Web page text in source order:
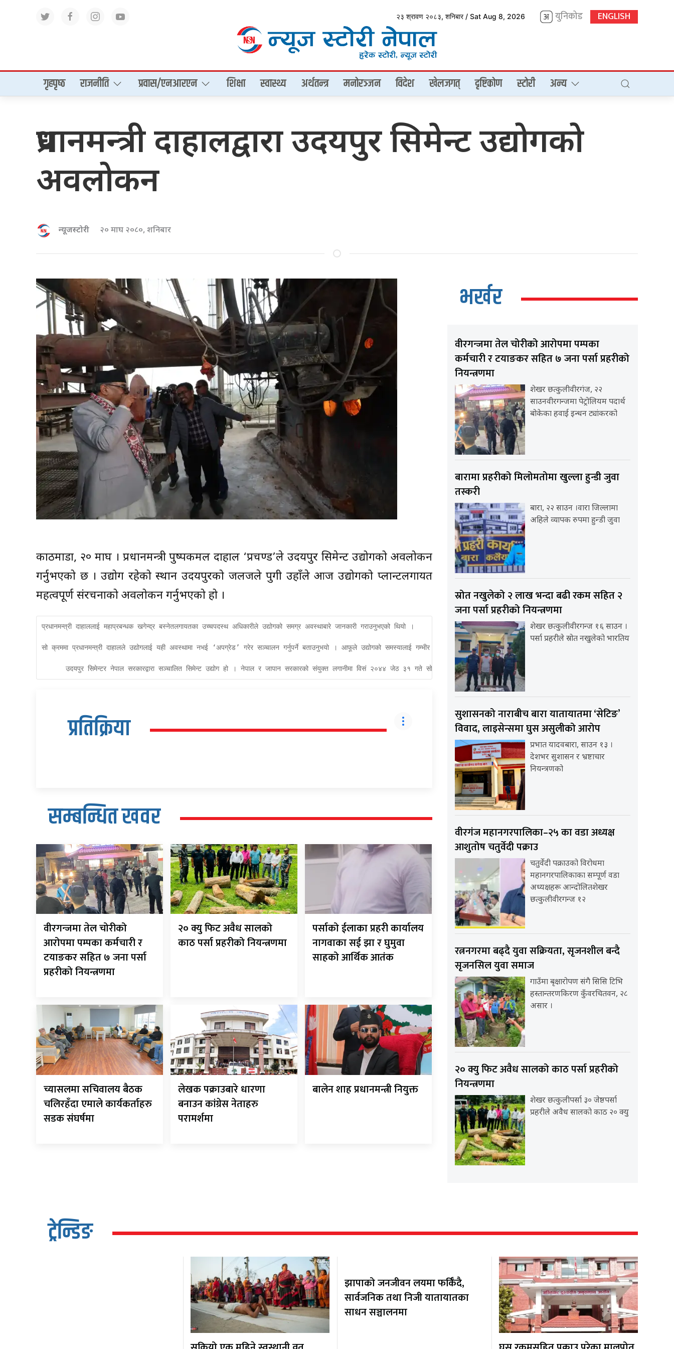
२३ श्रावण २०८३, शनिबार / Sat Aug 8, 2026 युनिकोड ENGLISH
गृहपृष्‍ठ राजनीति प्रवास/एनआरएन शिक्षा स्वास्थ्य अर्थतन्त्र मनोरञ्जन विदेश खेलजगत् दृष्टिकोण स्टोरी अन्य
प्रधानमन्त्री दाहालद्वारा उदयपुर सिमेन्ट उद्योगको
अवलोकन
न्यूजस्टोरी २० माघ २०८०, शनिबार
काठमाडौँ, २० माघ । प्रधानमन्त्री पुष्पकमल दाहाल ‘प्रचण्ड’ले उदयपुर सिमेन्ट उद्योगको अवलोकन
गर्नुभएको छ । उद्योग रहेको स्थान उदयपुरको जलजले पुगी उहाँले आज उद्योगको प्लान्टलगायत
महत्वपूर्ण संरचनाको अवलोकन गर्नुभएको हो ।
प्रधानमन्त्री दाहाललाई महाप्रबन्धक खगेन्द्र बस्नेतलगायतका उच्चपदस्थ अधिकारीले उद्योगको समग्र अवस्थाबारे जानकारी गराउनुभएको थियो ।
सो क्रममा प्रधानमन्त्री दाहालले उद्योगलाई यही अवस्थामा नभई ‘अपग्रेड’ गरेर सञ्चालन गर्नुपर्ने बताउनुभयो । आफूले उद्योगको समस्यालाई गम्भीर रुपमा लिएको उल्लेख गर्दै उहाँले उद्योगलाई दीर्घकालीनरुपमा सञ्चालन गर्न सरकार
उदयपुर सिमेन्टर नेपाल सरकारद्वारा सञ्चालित सिमेन्ट उद्योग हो । नेपाल र जापान सरकारको संयुक्त लगानीमा विसं २०४४ जेठ ३१ गते सो उद्योगको स्थापना भएको थियो । उक्त उद्योगले उत्पादन गरेको ‘गैँडा छाप’ ब्राण्डको
प्रतिक्रिया
सम्बन्धित खवर
वीरगन्जमा तेल चोरीको
आरोपमा पम्पका कर्मचारी र
टयाङकर सहित ७ जना पर्सा
प्रहरीको नियन्त्रणमा
२० क्यु फिट अवैध सालको
काठ पर्सा प्रहरीको नियन्त्रणमा
पर्साको ईलाका प्रहरी कार्यालय
नागवाका सई झा र घुमुवा
साहको आर्थिक आतंक
च्यासलमा सचिवालय बैठक
चलिरहँदा एमाले कार्यकर्ताहरु
सडक संघर्षमा
लेखक पक्राउबारे धारणा
बनाउन कांग्रेस नेताहरु
परामर्शमा
बालेन शाह प्रधानमन्त्री नियुक्त
भर्खर
वीरगन्जमा तेल चोरीको आरोपमा पम्पका
कर्मचारी र टयाङकर सहित ७ जना पर्सा प्रहरीको
नियन्त्रणमा
शेखर छत्कुलीवीरगंज, २२
साउनवीरगन्जमा पेट्रोलियम पदार्थ
बोकेका हवाई इन्धन ट्यांकरको
बारामा प्रहरीको मिलोमतोमा खुल्ला हुन्डी जुवा
तस्करी
बारा, २२ साउन ।वारा जिल्लामा
अहिले व्यापक रुपमा हुन्डी जुवा
स्रोत नखुलेको २ लाख भन्दा बढी रकम सहित २
जना पर्सा प्रहरीको नियन्त्रणमा
शेखर छत्कुलीवीरगन्ज १६ साउन ।
पर्सा प्रहरीले स्रोत नखुलेको भारतिय
सुशासनको नाराबीच बारा यातायातमा ‘सेटिङ’
विवाद, लाइसेन्समा घुस असुलीको आरोप
प्रभात यादवबारा, साउन १३ ।
देशभर सुशासन र भ्रष्टाचार
नियन्त्रणको
वीरगंज महानगरपालिका–२५ का वडा अध्यक्ष
आशुतोष चतुर्वेदी पक्राउ
चतुर्वेदी पक्राउको विरोधमा
महानगरपालिकाका सम्पूर्ण वडा
अध्यक्षहरू आन्दोलितशेखर
छत्कुलीवीरगन्ज १२
रत्ननगरमा बढ्दै युवा सक्रियता, सृजनशील बन्दै
सृजनसिल युवा समाज
गाउँमा बृक्षारोपण संगै सिसि टिभि
हस्तान्तरणकिरण कुँवरचितवन, २८
असार ।
२० क्यु फिट अवैध सालको काठ पर्सा प्रहरीको
नियन्त्रणमा
शेखर छत्कुलीपर्सा ३० जेष्ठपर्सा
प्रहरीले अवैध सालको काठ २० क्यु
ट्रेन्डिङ
झापाको जनजीवन लयमा फर्किँदै,
सार्वजनिक तथा निजी यातायातका
साधन सञ्चालनमा